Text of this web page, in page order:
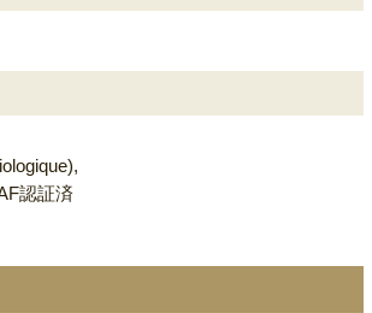
認証済